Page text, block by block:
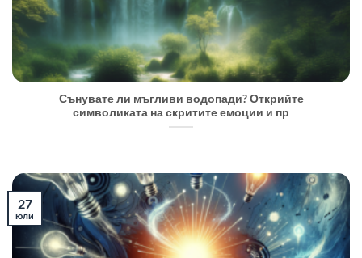
Сънувате ли мъгливи водопади? Открийте
символиката на скритите емоции и пр
27
юли